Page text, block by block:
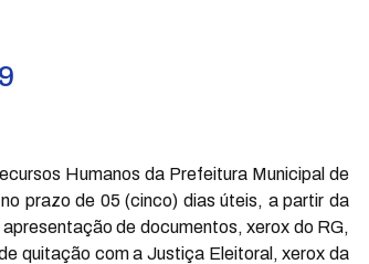
Humanos da Prefeitura Municipal de
prazo de 05 (cinco) dias úteis, a partir da
de documentos, xerox do RG,
quitação com a Justiça Eleitoral, xerox da